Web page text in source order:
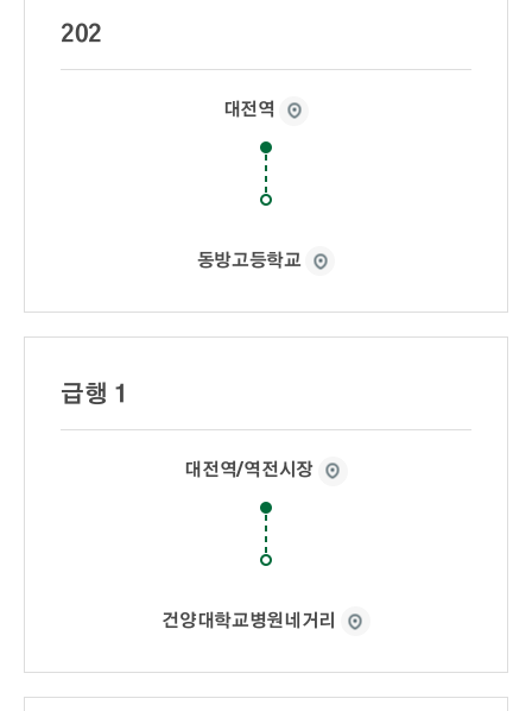
202
대전역
동방고등학교
급행 1
대전역/역전시장
건양대학교병원네거리